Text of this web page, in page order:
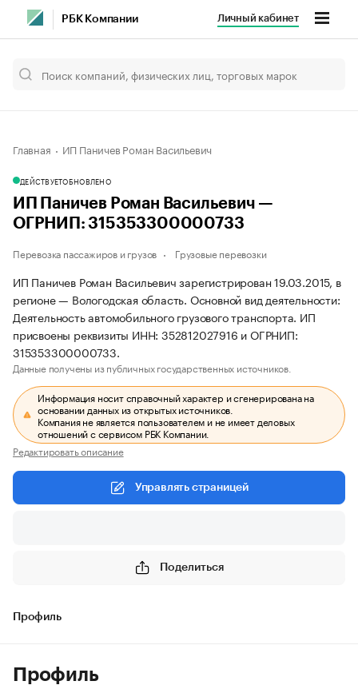
РБК Компании Личный кабинет
Главная ИП Паничев Роман Васильевич
ДЕЙСТВУЕТОБНОВЛЕНО
ИП Паничев Роман Васильевич —
ОГРНИП: 315353300000733
Перевозка пассажиров и грузов Грузовые перевозки
ИП Паничев Роман Васильевич зарегистрирован 19.03.2015, в
регионе — Вологодская область. Основной вид деятельности:
Деятельность автомобильного грузового транспорта. ИП
присвоены реквизиты ИНН: 352812027916 и ОГРНИП:
315353300000733.
Данные получены из публичных государственных источников.
Информация носит справочный характер и сгенерирована на
основании данных из открытых источников.
Компания не является пользователем и не имеет деловых
отношений с сервисом РБК Компании.
Редактировать описание
Управлять страницей
Поделиться
Профиль
Профиль